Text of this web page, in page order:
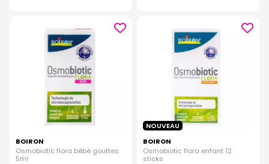
BOIRON
Osmobiotic flora bébé gouttes
5ml
NOUVEAU
BOIRON
Osmobiotic flora enfant 12
sticks